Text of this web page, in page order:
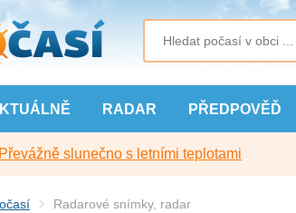
RADAR PŘEDPOVĚĎ
Převážně slunečno s letními teplotami
Radarové snímky, radar